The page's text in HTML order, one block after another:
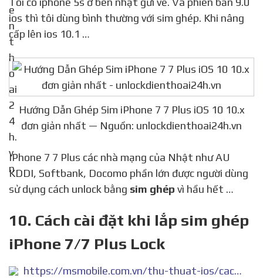
ios thì tôi dùng bình thường với sim ghép. Khi nâng
cấp lên ios 10.1 …
Hướng Dẫn Ghép Sim iPhone 7 7 Plus iOS 10 10.x
đơn giản nhất — Nguồn: unlockdienthoai24h.vn
IPhone 7 7 Plus các nhà mạng của Nhật như AU
KDDI, Softbank, Docomo phần lớn được người dùng
sử dụng cách unlock bằng sim ghép vì hầu hết …
10. Cách cài đặt khi lắp sim ghép
iPhone 7/7 Plus Lock
https://msmobile.com.vn/thu-thuat-ios/cach-cai-dat-khi-lap-sim-ghep-iphone-77-plus-lock-n8452.html